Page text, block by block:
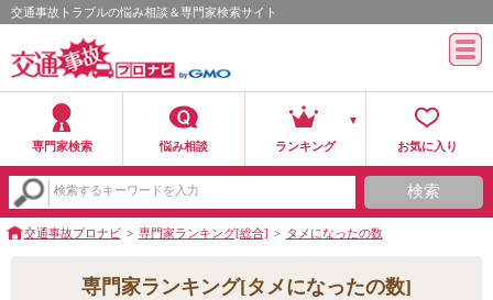
交通事故トラブルの悩み相談＆専門家検索サイト
専門家検索 悩み相談 ランキング お気に入り
検索するキーワードを入力 検索
交通事故プロナビ 専門家ランキング[総合] タメになったの数
専門家ランキング[タメになったの数]